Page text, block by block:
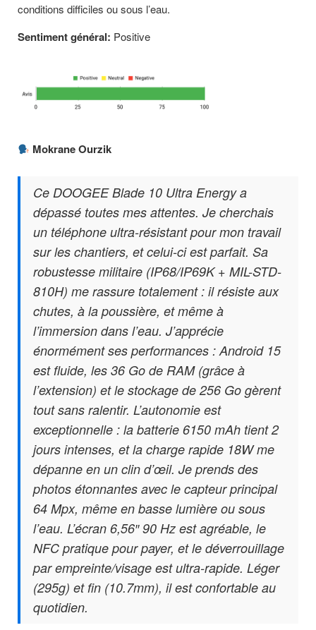
conditions difficiles ou sous l’eau.
Sentiment général: Positive
Mokrane Ourzik
Ce DOOGEE Blade 10 Ultra Energy a
dépassé toutes mes attentes. Je cherchais
un téléphone ultra-résistant pour mon travail
sur les chantiers, et celui-ci est parfait. Sa
robustesse militaire (IP68/IP69K + MIL-STD-
810H) me rassure totalement : il résiste aux
chutes, à la poussière, et même à
l’immersion dans l’eau. J’apprécie
énormément ses performances : Android 15
est fluide, les 36 Go de RAM (grâce à
l’extension) et le stockage de 256 Go gèrent
tout sans ralentir. L’autonomie est
exceptionnelle : la batterie 6150 mAh tient 2
jours intenses, et la charge rapide 18W me
dépanne en un clin d’œil. Je prends des
photos étonnantes avec le capteur principal
64 Mpx, même en basse lumière ou sous
l’eau. L’écran 6,56″ 90 Hz est agréable, le
NFC pratique pour payer, et le déverrouillage
par empreinte/visage est ultra-rapide. Léger
(295g) et fin (10.7mm), il est confortable au
quotidien.